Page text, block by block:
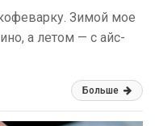
Зимой мое
а летом — с айс-
Больше